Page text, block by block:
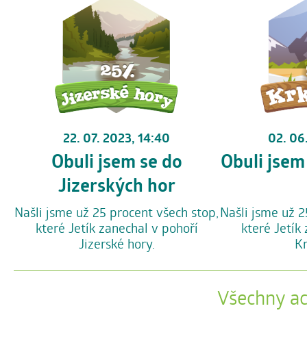
22. 07. 2023, 14:40
Obuli jsem se do
Jizerských hor
Našli jsme už 25 procent všech stop,
které Jetík zanechal v pohoří
Jizerské hory.
02.
Obuli
Našli jsme už
které Jetík
Všechny